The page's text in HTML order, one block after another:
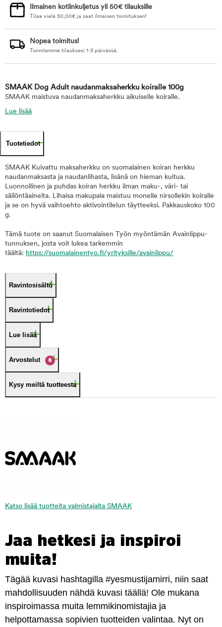
Ilmainen kotiinkuljetus yli 50€ tilauksille
Tilaa vielä 50,00€ ja saat ilmaisen toimituksen!
Nopea toimitus!
Toimitamme tilauksesi 1-3 päivässä.
SMAAK Dog Adult naudanmaksaherkku koiralle 100g
SMAAK maistuva naudanmaksaherkku aikuiselle koiralle.
Lue lisää
Tuotetiedot
SMAAK Kuivattu maksaherkku on suomalainen koiran herkku
naudanmaksasta ja naudanlihasta, lisänä on hieman kuitua.
Luonnollinen ja puhdas koiran herkku ilman maku-, väri- tai
säilöntäaineita. Lihaisa makupala maistuu monelle nirsollekin koiralle
ja se on hyvä vaihtoehto aktivointilelun täytteeksi. Pakkauskoko 100
g.
Tämä tuote on saanut Suomalaisen Työn myöntämän Avainlippu-
tunnuksen, josta voit lukea tarkemmin
täältä: https://suomalainentyo.fi/yrityksille/avainlippu/
Ravintosisältö
Ravintotiedot
Lue lisää
Arvostelut 6
Kysy meiltä tuotteesta
Katso lisää tuotteita valmistajalta SMAAK
Jaa hetkesi ja inspiroi
muita!
Tägää kuvasi hashtagilla #yesmustijamirri, niin saat
mahdollisuuden nähdä kuvasi täällä! Ole mukana
inspiroimassa muita lemmikinomistajia ja
helpottamassa sopivien tuotteiden valintaa. Nyt on